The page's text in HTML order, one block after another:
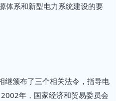
体系和新型电力系统建设的要
继颁布了三个相关法令，指导电
年，国家经济和贸易委员会